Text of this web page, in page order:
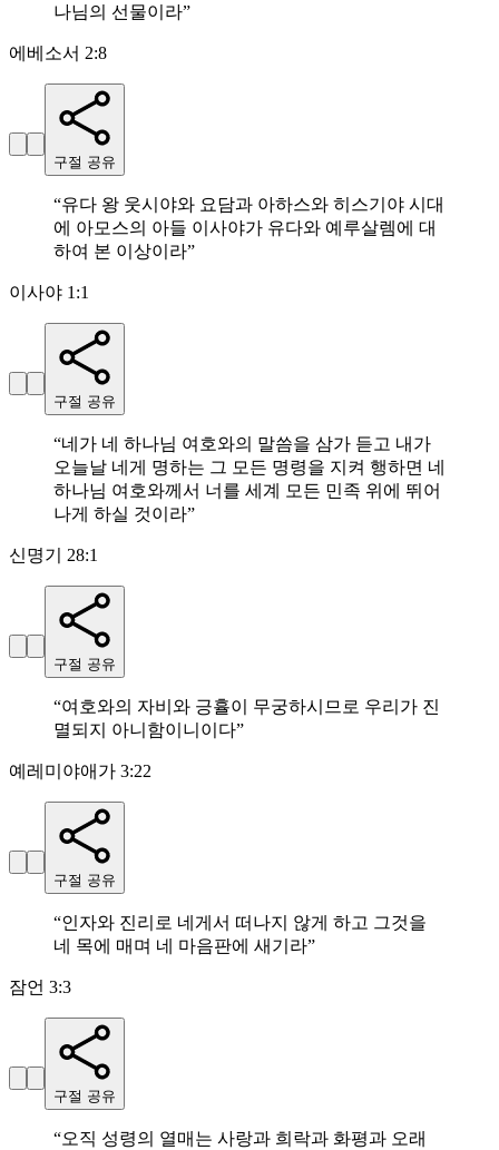
나님의 선물이라”
에베소서 2:8
구절 공유
“유다 왕 웃시야와 요담과 아하스와 히스기야 시대
에 아모스의 아들 이사야가 유다와 예루살렘에 대
하여 본 이상이라”
이사야 1:1
구절 공유
“네가 네 하나님 여호와의 말씀을 삼가 듣고 내가
오늘날 네게 명하는 그 모든 명령을 지켜 행하면 네
하나님 여호와께서 너를 세계 모든 민족 위에 뛰어
나게 하실 것이라”
신명기 28:1
구절 공유
“여호와의 자비와 긍휼이 무궁하시므로 우리가 진
멸되지 아니함이니이다”
예레미야애가 3:22
구절 공유
“인자와 진리로 네게서 떠나지 않게 하고 그것을
네 목에 매며 네 마음판에 새기라”
잠언 3:3
구절 공유
“오직 성령의 열매는 사랑과 희락과 화평과 오래